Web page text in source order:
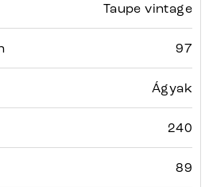
Taupe vintage
97
Ágyak
240
89